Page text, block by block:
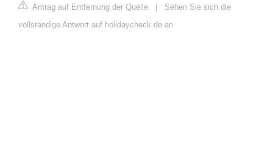
Antrag auf Entfernung der Quelle | Sehen Sie sich die
vollständige Antwort auf holidaycheck.de an